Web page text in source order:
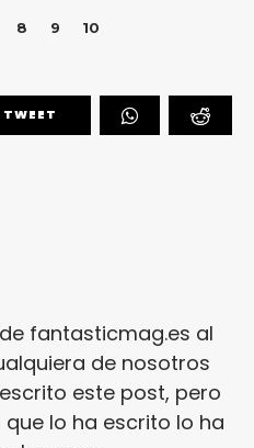
8 9
10
TWEET
fantasticmag.es al
de nosotros
este post, pero
que lo ha escrito lo ha